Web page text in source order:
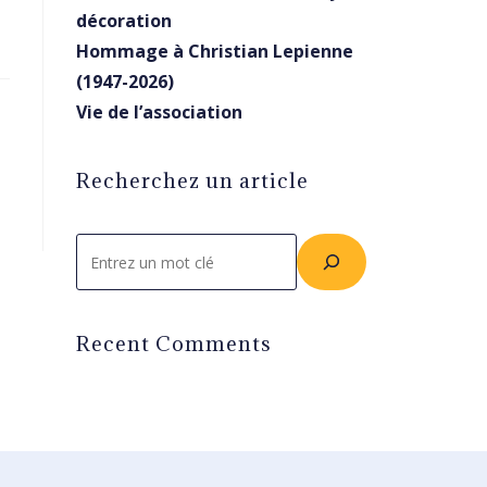
décoration
Hommage à Christian Lepienne
(1947-2026)
Vie de l’association
Recherchez un article
Recent Comments